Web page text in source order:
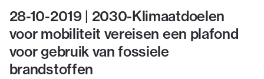
28-10-2019 | 2030-Klimaatdoelen
voor mobiliteit vereisen een plafond
voor gebruik van fossiele
brandstoffen